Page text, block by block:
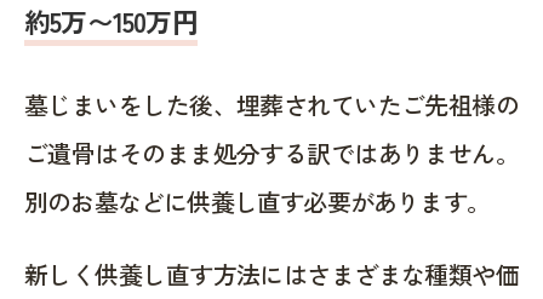
約5万〜150万円
墓じまいをした後、埋葬されていたご先祖様の
ご遺骨はそのまま処分する訳ではありません。
別のお墓などに供養し直す必要があります。
新しく供養し直す方法にはさまざまな種類や価